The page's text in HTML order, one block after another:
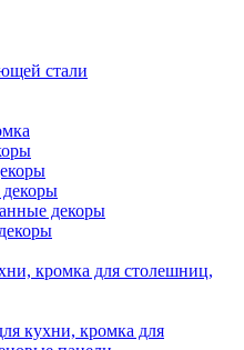
стали
декоры
кромка для столешниц,
кухни, кромка для